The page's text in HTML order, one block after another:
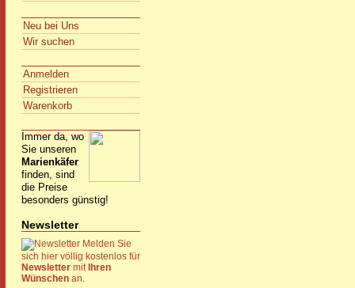
Neu bei Uns
Wir suchen
Anmelden
Registrieren
Warenkorb
Immer da, wo
Sie unseren
Marienkäfer
finden, sind
die Preise
besonders günstig!
Newsletter
Melden Sie
sich hier völlig kostenlos für
Newsletter mit Ihren
Wünschen an.